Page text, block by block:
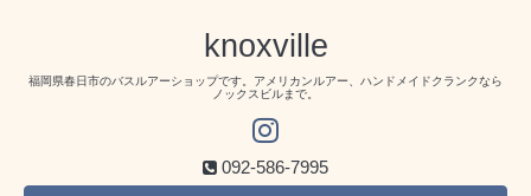
knoxville
福岡県春日市のバスルアーショップです。アメリカンルアー、ハンドメイドクランクなら
ノックスビルまで。
092-586-7995